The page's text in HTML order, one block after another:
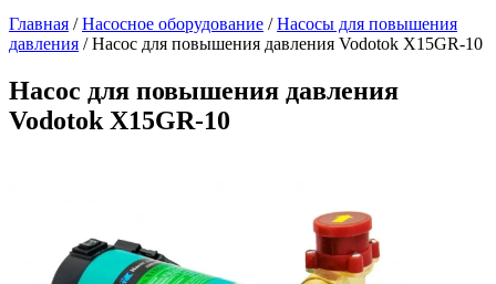
Главная /Насосное оборудование /Насосы для повышения
давления /Насос для повышения давления Vodotok X15GR-10
Насос для повышения давления
Vodotok X15GR-10